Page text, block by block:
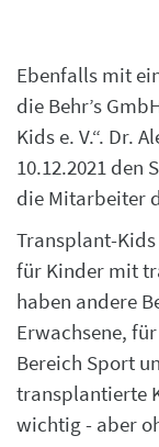
Ebenfalls mit
die Behr’s
Kids e. V.“. Dr.
10.12.2021 den
die Mitarbeiter
Transplant-
für Kinder mit
haben andere
Erwachsene,
Bereich Sport
transplantierte
wichtig - aber